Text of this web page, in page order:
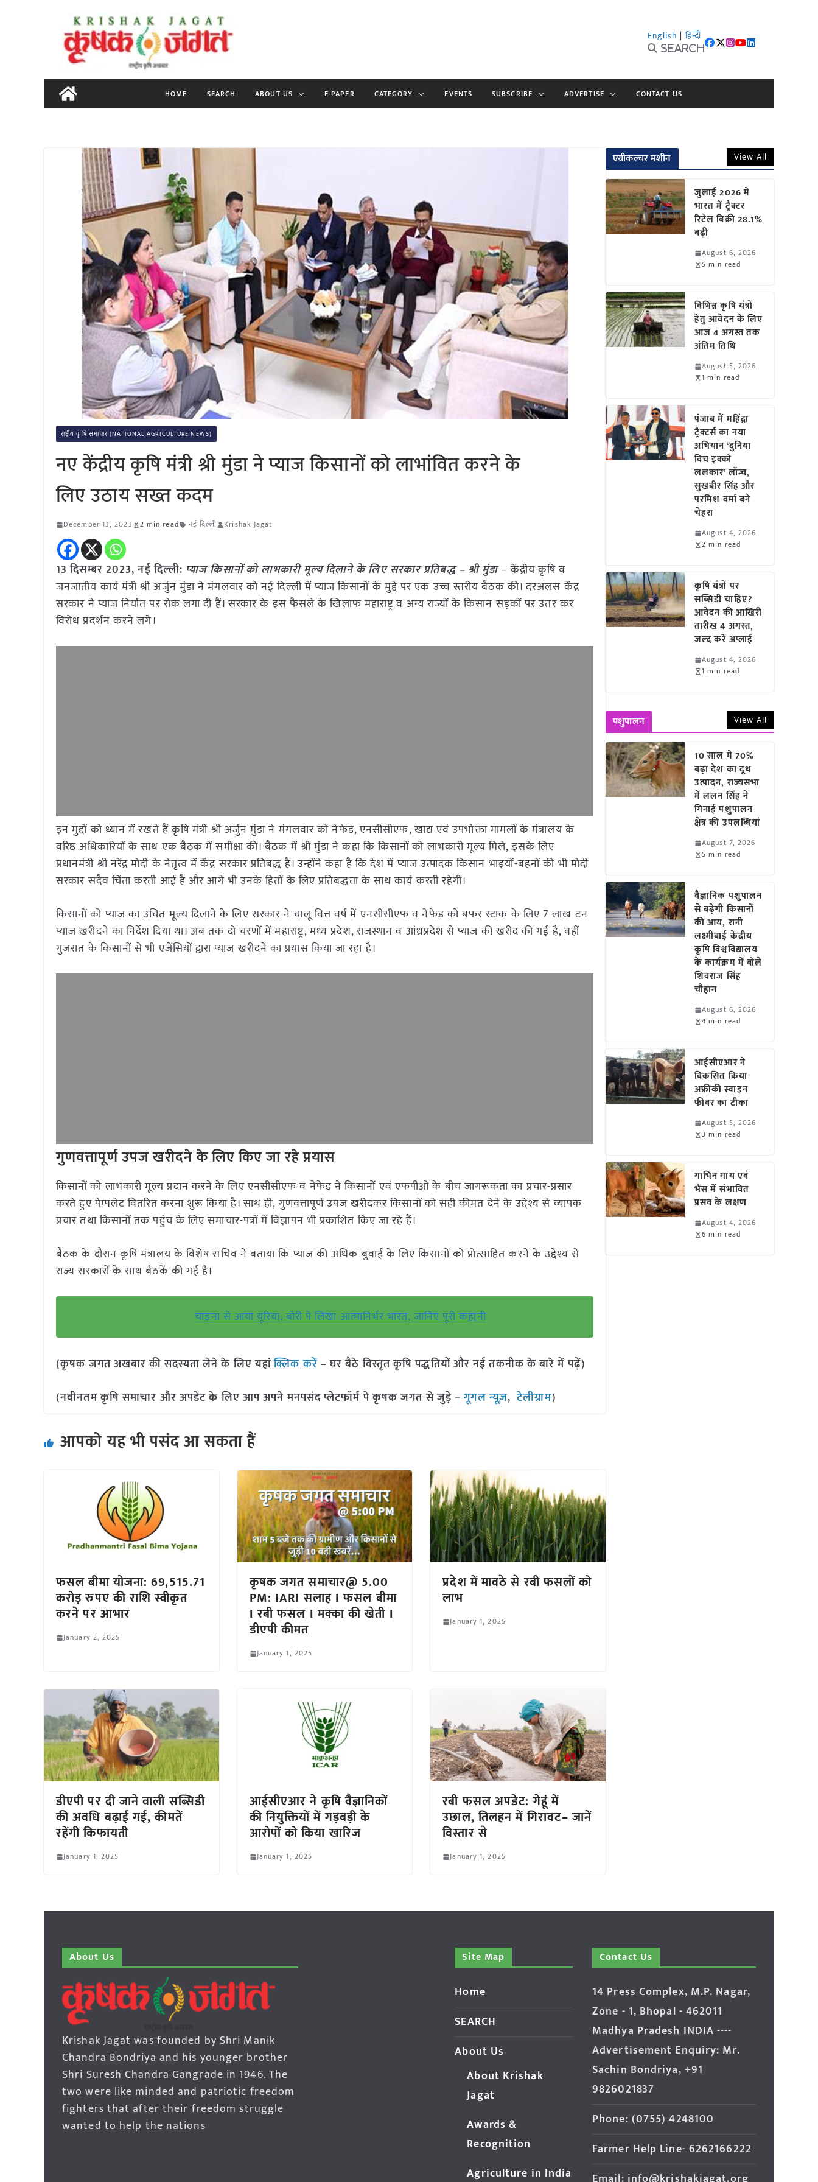
content
English | हिन्दी
Search
HOME SEARCH ABOUT US E-PAPER CATEGORY EVENTS SUBSCRIBE ADVERTISE CONTACT US
राष्ट्रीय कृषि समाचार (NATIONAL AGRICULTURE NEWS)
नए केंद्रीय कृषि मंत्री श्री मुंडा ने प्याज किसानों को लाभांवित करने के
लिए उठाय सख्त कदम
December 13, 2023 2 min read नई दिल्ली Krishak Jagat
13 दिसम्बर 2023, नई दिल्ली: प्याज किसानों को लाभकारी मूल्य दिलाने के लिए सरकार प्रतिबद्ध – श्री मुंडा– केंद्रीय कृषि व
जनजातीय कार्य मंत्री श्री अर्जुन मुंडा ने मंगलवार को नई दिल्ली में प्याज किसानों के मुद्दे पर एक उच्च स्तरीय बैठक की। दरअलस केंद्र
सरकार ने प्याज निर्यात पर रोक लगा दी हैं। सरकार के इस फैसले के खिलाफ महाराष्ट्र व अन्य राज्यों के किसान सड़कों पर उतर कर
विरोध प्रदर्शन करने लगे।
इन मुद्दों को ध्यान में रखते हैं कृषि मंत्री श्री अर्जुन मुंडा ने मंगलवार को नेफेड, एनसीसीएफ, खाद्य एवं उपभोक्ता मामलों के मंत्रालय के
वरिष्ठ अधिकारियों के साथ एक बैठक में समीक्षा की। बैठक में श्री मुंडा ने कहा कि किसानों को लाभकारी मूल्य मिले, इसके लिए
प्रधानमंत्री श्री नरेंद्र मोदी के नेतृत्व में केंद्र सरकार प्रतिबद्ध है। उन्होंने कहा है कि देश में प्याज उत्पादक किसान भाइयों-बहनों की भी मोदी
सरकार सदैव चिंता करती आई है और आगे भी उनके हितों के लिए प्रतिबद्धता के साथ कार्य करती रहेगी।
किसानों को प्याज का उचित मूल्य दिलाने के लिए सरकार ने चालू वित्त वर्ष में एनसीसीएफ व नेफेड को बफर स्टाक के लिए 7 लाख टन
प्याज खरीदने का निर्देश दिया था। अब तक दो चरणों में महाराष्ट्र, मध्य प्रदेश, राजस्थान व आंध्रप्रदेश से प्याज की खरीद की गई है, वहीं
गुजरात के किसानों से भी एजेंसियों द्वारा प्याज खरीदने का प्रयास किया जा रहा है।
गुणवत्तापूर्ण उपज खरीदने के लिए किए जा रहे प्रयास
किसानों को लाभकारी मूल्य प्रदान करने के लिए एनसीसीएफ व नेफेड ने किसानों एवं एफपीओ के बीच जागरूकता का प्रचार-प्रसार
करते हुए पेम्पलेट वितरित करना शुरू किया है। साथ ही, गुणवत्तापूर्ण उपज खरीदकर किसानों को सही कीमत देने के उद्देश्य से व्यापक
प्रचार तथा किसानों तक पहुंच के लिए समाचार-पत्रों में विज्ञापन भी प्रकाशित किए जा रहे हैं।
बैठक के दौरान कृषि मंत्रालय के विशेष सचिव ने बताया कि प्याज की अधिक बुवाई के लिए किसानों को प्रोत्साहित करने के उद्देश्य से
राज्य सरकारों के साथ बैठकें की गई है।
चाइना से आया यूरिया, बोरी पे लिखा आत्मानिर्भर भारत, जानिए पूरी कहानी
(कृषक जगत अखबार की सदस्यता लेने के लिए यहांक्लिक करें – घर बैठे विस्तृत कृषि पद्धतियों और नई तकनीक के बारे में पढ़ें)
(नवीनतम कृषि समाचार और अपडेट के लिए आप अपने मनपसंद प्लेटफॉर्म पे कृषक जगत से जुड़े –गूगल न्यूज़,टेलीग्राम)
आपको यह भी पसंद आ सकता हैं
फसल बीमा योजना: 69,515.71
करोड़ रुपए की राशि स्वीकृत
करने पर आभार
January 2, 2025
कृषक जगत समाचार@ 5.00
PM: IARI सलाह I फसल बीमा
I रबी फसल I मक्का की खेती I
डीएपी कीमत
January 1, 2025
प्रदेश में मावठे से रबी फसलों को
लाभ
January 1, 2025
डीएपी पर दी जाने वाली सब्सिडी
की अवधि बढ़ाई गई, कीमतें
रहेंगी किफायती
January 1, 2025
आईसीएआर ने कृषि वैज्ञानिकों
की नियुक्तियों में गड़बड़ी के
आरोपों को किया खारिज
January 1, 2025
रबी फसल अपडेट: गेहूं में
उछाल, तिलहन में गिरावट– जानें
विस्तार से
January 1, 2025
एग्रीकल्चर मशीन View All
जुलाई 2026 में
भारत में ट्रैक्टर
रिटेल बिक्री 28.1%
बढ़ी
August 6, 2026
5 min read
विभिन्न कृषि यंत्रों
हेतु आवेदन के लिए
आज 4 अगस्त तक
अंतिम तिथि
August 5, 2026
1 min read
पंजाब में महिंद्रा
ट्रैक्टर्स का नया
अभियान ‘दुनिया
विच इक्को
ललकार’ लॉन्च,
सुखबीर सिंह और
परमिश वर्मा बने
चेहरा
August 4, 2026
2 min read
कृषि यंत्रों पर
सब्सिडी चाहिए?
आवेदन की आखिरी
तारीख 4 अगस्त,
जल्द करें अप्लाई
August 4, 2026
1 min read
पशुपालन View All
10 साल में 70%
बढ़ा देश का दूध
उत्पादन, राज्यसभा
में ललन सिंह ने
गिनाईं पशुपालन
क्षेत्र की उपलब्धियां
August 7, 2026
5 min read
वैज्ञानिक पशुपालन
से बढ़ेगी किसानों
की आय, रानी
लक्ष्मीबाई केंद्रीय
कृषि विश्वविद्यालय
के कार्यक्रम में बोले
शिवराज सिंह
चौहान
August 6, 2026
4 min read
आईसीएआर ने
विकसित किया
अफ्रीकी स्वाइन
फीवर का टीका
August 5, 2026
3 min read
गाभिन गाय एवं
भैंस में संभावित
प्रसव के लक्षण
August 4, 2026
6 min read
About Us
Krishak Jagat was founded by Shri Manik
Chandra Bondriya and his younger brother
Shri Suresh Chandra Gangrade in 1946. The
two were like minded and patriotic freedom
fighters that after their freedom struggle
wanted to help the nations
Site Map
Home
SEARCH
About Us
About Krishak
Jagat
Awards &
Recognition
Agriculture in India
Contact Us
14 Press Complex, M.P. Nagar,
Zone - 1, Bhopal - 462011
Madhya Pradesh INDIA ----
Advertisement Enquiry: Mr.
Sachin Bondriya, +91
9826021837
Phone: (0755) 4248100
Farmer Help Line- 6262166222